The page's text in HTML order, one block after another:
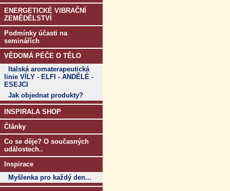
ENERGETICKÉ VIBRAČNÍ
ZEMĚDĚLSTVÍ
Podmínky účasti na
seminářích
VĚDOMÁ PÉČE O TĚLO
Italská aromaterapeutická
linie VÍLY - ELFI - ANDĚLÉ -
ESEJCI
Jak objednat produkty?
INSPIRALA SHOP
Články
Co se děje? O současných
událostech..
Inspirace
Myšlenka pro každý den...